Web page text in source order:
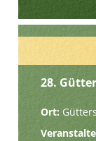
28.
Ort: